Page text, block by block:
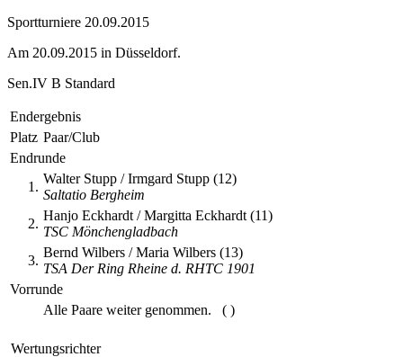
Sportturniere 20.09.2015
Am 20.09.2015 in Düsseldorf.
Sen.IV B Standard
Endergebnis
Platz Paar/Club
Endrunde
1.
Walter Stupp / Irmgard Stupp (12)
Saltatio Bergheim
2.
Hanjo Eckhardt / Margitta Eckhardt (11)
TSC Mönchengladbach
3.
Bernd Wilbers / Maria Wilbers (13)
TSA Der Ring Rheine d. RHTC 1901
Vorrunde
Alle Paare weiter genommen. ( )
Wertungsrichter